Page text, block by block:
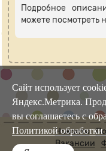
Подробное
можете посмотреть
Новости
Вакансии
Сайт использует
Яндекс.Метрика.
вы соглашаетесь с
Политикой